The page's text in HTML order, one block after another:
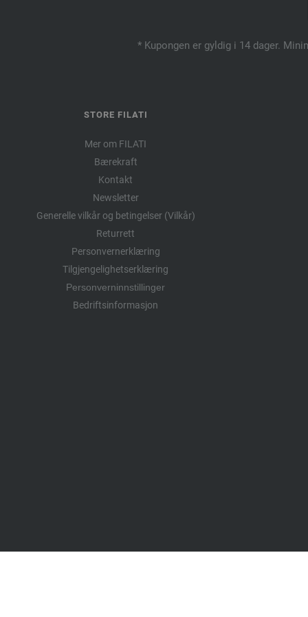
* Kupongen er gyldig i 14 dager.
STORE FILATI
Mer om FILATI
Bærekraft
Kontakt
Newsletter
Generelle vilkår og betingelser (Vilkår)
Returrett
Personvernerklæring
Tilgjengelighetserklæring
Personverninnstillinger
Bedriftsinformasjon